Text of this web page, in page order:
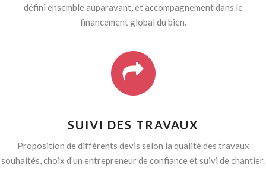
défini ensemble auparavant, et accompagnement dans le
financement global du bien.
SUIVI DES TRAVAUX
Proposition de différents devis selon la qualité des travaux
souhaités, choix d’un entrepreneur de confiance et suivi de chantier.